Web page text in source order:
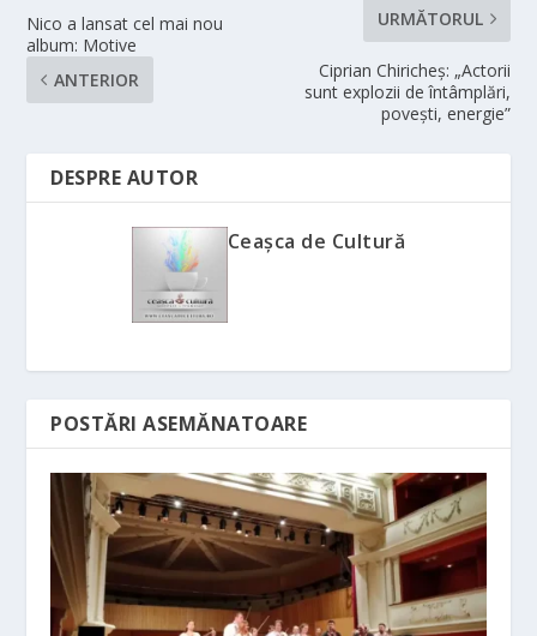
Nico a lansat cel mai nou
album: Motive
ANTERIOR
URMĂTORUL
Ciprian Chiricheş: „Actorii
sunt explozii de întâmplări,
poveşti, energie”
DESPRE AUTOR
Ceașca de Cultură
POSTĂRI ASEMĂNATOARE